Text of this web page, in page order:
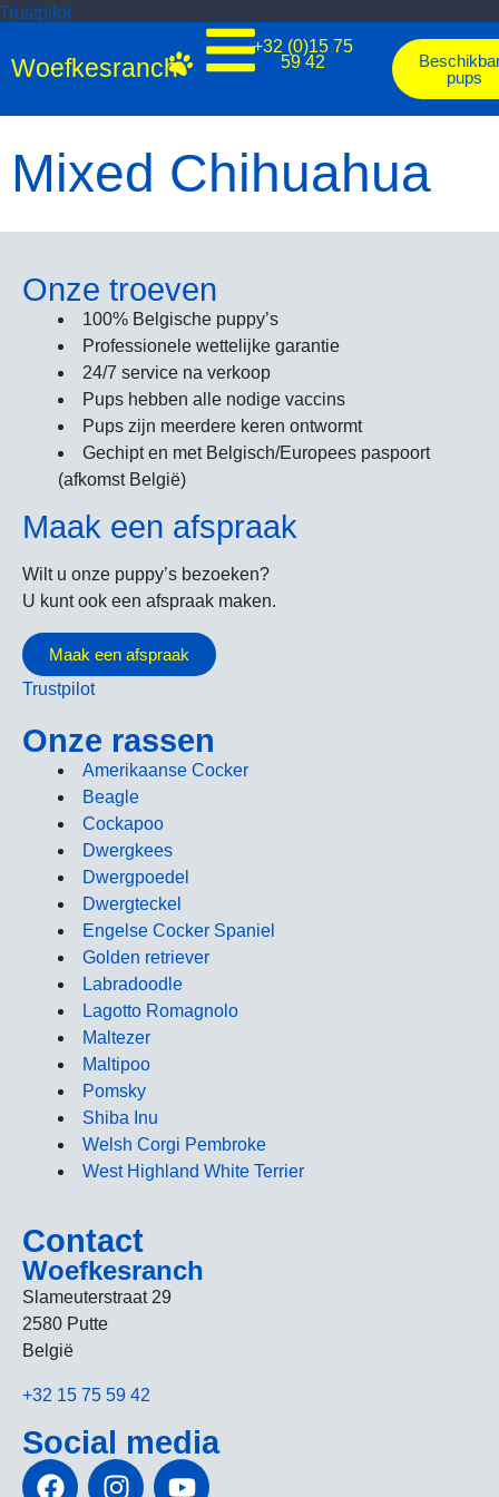
Trustpilot
Woefkesranch
+32 (0)15 75
59 42
pups
Mixed Chihuahua
Onze troeven
100% Belgische puppy’s
Professionele wettelijke garantie
24/7 service na verkoop
Pups hebben alle nodige vaccins
Pups zijn meerdere keren ontwormt
Gechipt en met Belgisch/Europees paspoort
(afkomst België)
Maak een afspraak
Wilt u onze puppy’s bezoeken?
U kunt ook een afspraak maken.
Maak een afspraak
Trustpilot
Onze rassen
Amerikaanse Cocker
Beagle
Cockapoo
Dwergkees
Dwergpoedel
Dwergteckel
Engelse Cocker Spaniel
Golden retriever
Labradoodle
Lagotto Romagnolo
Maltezer
Maltipoo
Pomsky
Shiba Inu
Welsh Corgi Pembroke
West Highland White Terrier
Contact
Woefkesranch
Slameuterstraat 29
2580 Putte
België
+32 15 75 59 42
Social media